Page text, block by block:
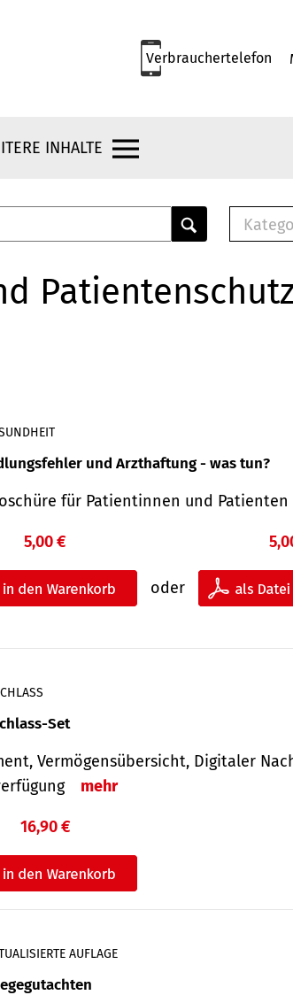
Verbrauchertelefon
INHALTE
E-
und Arzthaftung - was tun?
für Patientinnen und
5,00 €
oder
Set
Vermögens­übersicht, Digitaler
mehr
16,90 €
AUFLAGE